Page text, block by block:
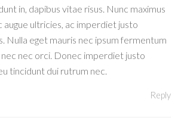
in, dapibus vitae risus. Nunc maximus
augue ultricies, ac imperdiet justo
Nulla eget mauris nec ipsum fermentum
nec orci. Donec imperdiet justo
tincidunt dui rutrum nec.
Reply